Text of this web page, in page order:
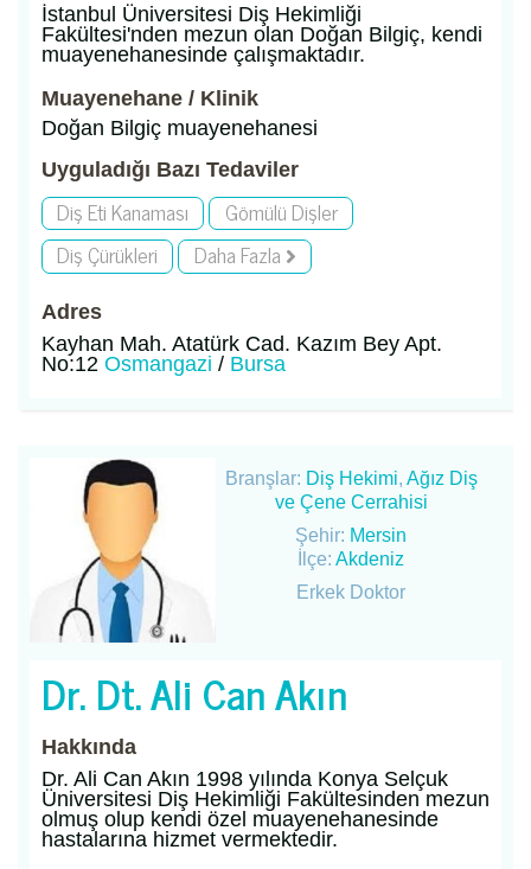
İstanbul Üniversitesi Diş Hekimliği
Fakültesi'nden mezun olan Doğan Bilgiç, kendi
muayenehanesinde çalışmaktadır.
Muayenehane / Klinik
Doğan Bilgiç muayenehanesi
Uyguladığı Bazı Tedaviler
Diş Eti Kanaması
Gömülü Dişler
Diş Çürükleri
Daha Fazla
Adres
Kayhan Mah. Atatürk Cad. Kazım Bey Apt.
No:12 Osmangazi / Bursa
Branşlar: Diş Hekimi, Ağız Diş
ve Çene Cerrahisi
Şehir: Mersin
İlçe:Akdeniz
Erkek Doktor
Dr. Dt. Ali Can Akın
Hakkında
Dr. Ali Can Akın 1998 yılında Konya Selçuk
Üniversitesi Diş Hekimliği Fakültesinden mezun
olmuş olup kendi özel muayenehanesinde
hastalarına hizmet vermektedir.